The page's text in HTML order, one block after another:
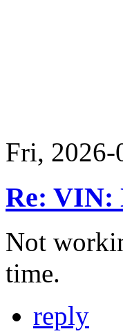
Fri,
Re: VIN:
Not
time.
reply